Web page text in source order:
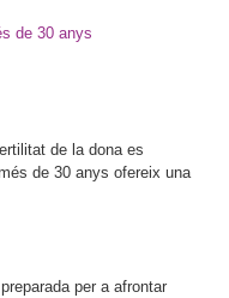
de la dona es
de 30 anys ofereix una
per a afrontar